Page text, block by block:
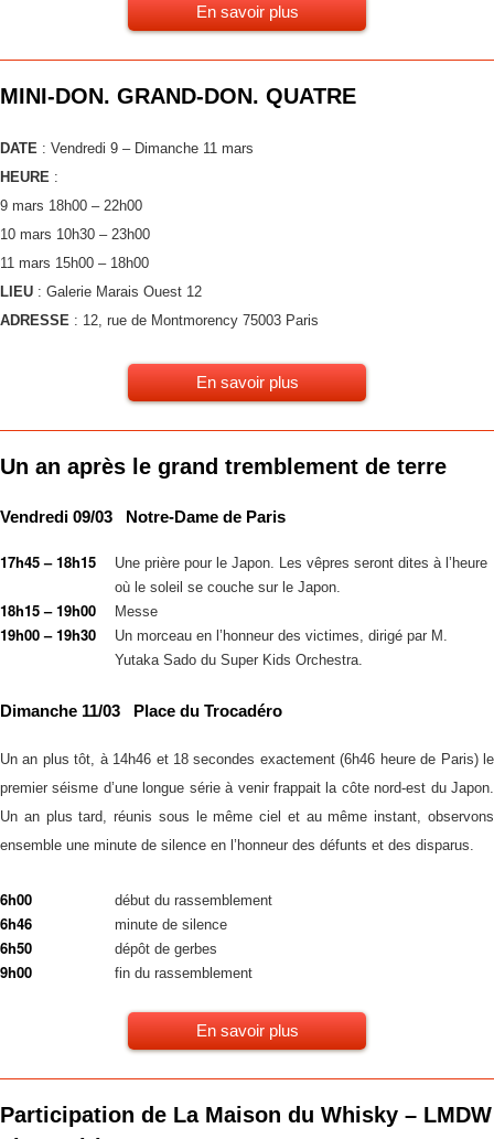
En savoir plus
MINI-DON. GRAND-DON. QUATRE
DATE : Vendredi 9 – Dimanche 11 mars
HEURE :
9 mars 18h00 – 22h00
10 mars 10h30 – 23h00
11 mars 15h00 – 18h00
LIEU : Galerie Marais Ouest 12
ADRESSE : 12, rue de Montmorency 75003 Paris
En savoir plus
Un an après le grand tremblement de terre
Vendredi 09/03 Notre-Dame de Paris
17h45 – 18h15
Une prière pour le Japon. Les vêpres seront dites à l’heure
où le soleil se couche sur le Japon.
18h15 – 19h00 Messe
19h00 – 19h30
Un morceau en l’honneur des victimes, dirigé par M.
Yutaka Sado du Super Kids Orchestra.
Dimanche 11/03 Place du Trocadéro
Un an plus tôt, à 14h46 et 18 secondes exactement (6h46 heure de Paris) le
premier séisme d’une longue série à venir frappait la côte nord-est du Japon.
Un an plus tard, réunis sous le même ciel et au même instant, observons
ensemble une minute de silence en l’honneur des défunts et des disparus.
6h00 début du rassemblement
6h46 minute de silence
6h50 dépôt de gerbes
9h00 fin du rassemblement
En savoir plus
Participation de La Maison du Whisky – LMDW